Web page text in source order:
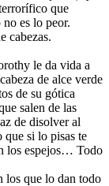
que
es lo peor.
cabezas.
le da vida a
de alce verde
de su gótica
salen de las
de disolver al
si lo pisas te
los espejos… Todo
los que lo dan todo